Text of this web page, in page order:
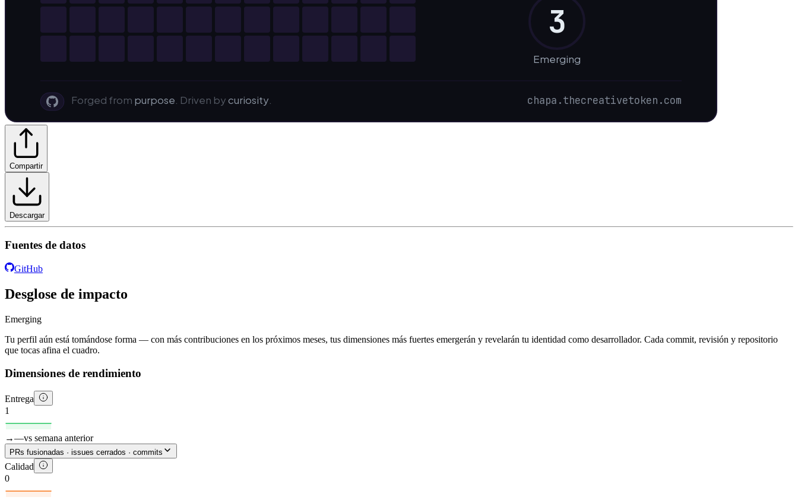
3
Emerging
Forged from purpose . Driven bycuriosity chapa.thecreativetoken.com
Compartir
Descargar
Fuentes de datos
GitHub
Desglose de impacto
Emerging
Tu perfil aún está tomándose forma — con más contribuciones en los próximos meses, tus dimensiones más fuertes emergerán y revelarán tu identidad como desarrollador. Cada commit, revisión y repositorio
que tocas afina el cuadro.
Dimensiones de rendimiento
Entrega
1
→—vs semana anterior
PRs fusionadas · issues cerrados · commits
Calidad
0